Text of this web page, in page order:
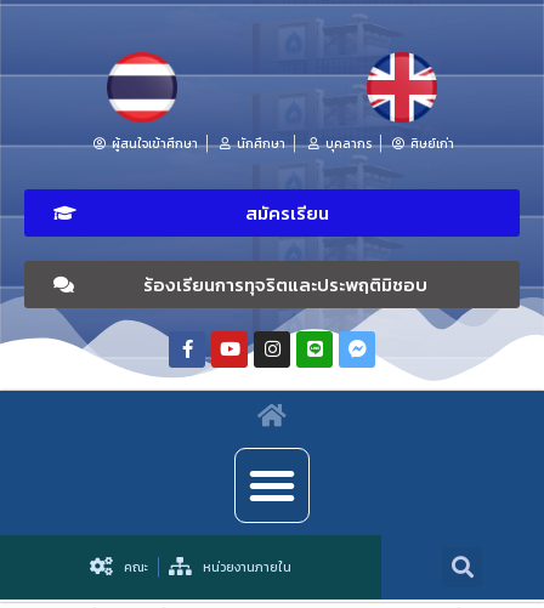
ผู้สนใจเข้าศึกษา นักศึกษา บุคลากร ศิษย์เก่า
สมัครเรียน
ร้องเรียนการทุจริตและประพฤติมิชอบ
คณะ หน่วยงานภายใน